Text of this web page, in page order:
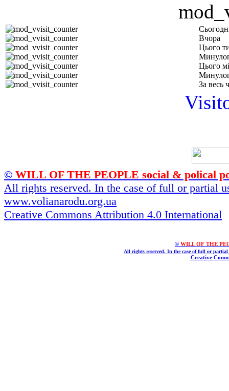
Вчора
Цього
Цього
За весь
© WILL OF THE PEOPLE social & polical
All rights reserved. In the case of full or partial
www.volianarodu.org.ua
Creative Commons Attribution 4.0 International
© WILL OF THE
All rights reserved. In the case of full or
Creative